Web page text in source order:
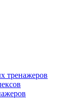
тренажеров